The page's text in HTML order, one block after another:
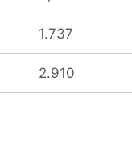
1.737
2.910